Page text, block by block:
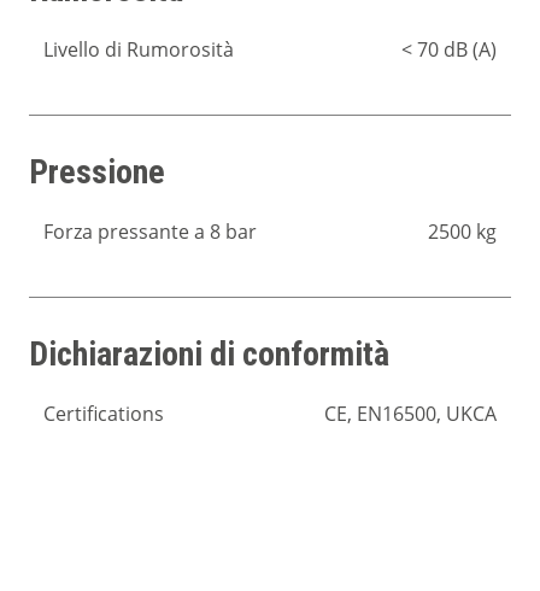
Livello di Rumorosità < 70 dB (A)
Pressione
Forza pressante a 8 bar 2500 kg
Dichiarazioni di conformità
Certifications CE, EN16500, UKCA